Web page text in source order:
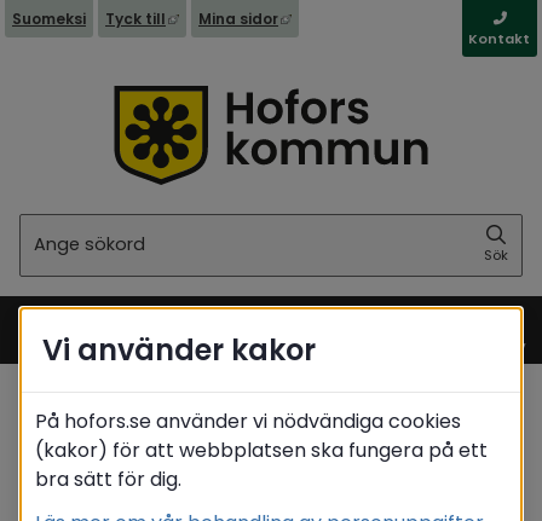
Suomeksi Tyck till Länk till annan webbplats, öppnas i nytt
Mina sidor Länk till annan webbplats,
Kontakt
Sök
Meny
Startsida Kommun & politik Sociala medier
Vi använder kakor
På hofors.se använder vi nödvändiga cookies
(kakor) för att webbplatsen ska fungera på ett
bra sätt för dig.